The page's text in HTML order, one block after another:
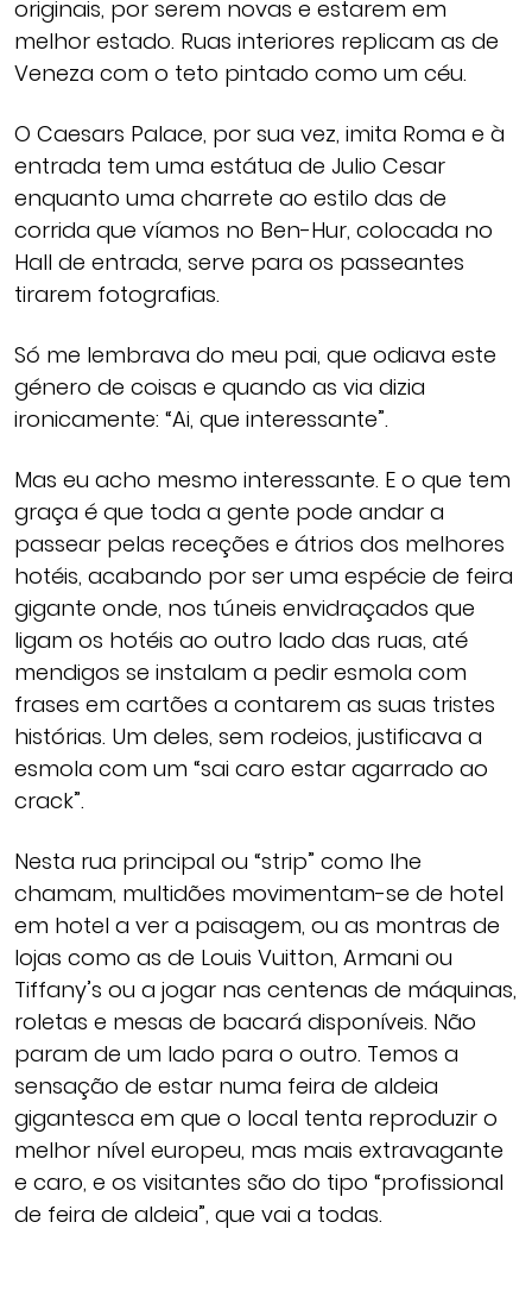
originais, por serem novas e estarem em
melhor estado. Ruas interiores replicam as de
Veneza com o teto pintado como um céu.
O Caesars Palace, por sua vez, imita Roma e à
entrada tem uma estátua de Julio Cesar
enquanto uma charrete ao estilo das de
corrida que víamos no Ben-Hur, colocada no
Hall de entrada, serve para os passeantes
tirarem fotografias.
Só me lembrava do meu pai, que odiava este
género de coisas e quando as via dizia
ironicamente: “Ai, que interessante”.
Mas eu acho mesmo interessante. E o que tem
graça é que toda a gente pode andar a
passear pelas receções e átrios dos melhores
hotéis, acabando por ser uma espécie de feira
gigante onde, nos túneis envidraçados que
ligam os hotéis ao outro lado das ruas, até
mendigos se instalam a pedir esmola com
frases em cartões a contarem as suas tristes
histórias. Um deles, sem rodeios, justificava a
esmola com um “sai caro estar agarrado ao
crack”.
Nesta rua principal ou “strip” como lhe
chamam, multidões movimentam-se de hotel
em hotel a ver a paisagem, ou as montras de
lojas como as de Louis Vuitton, Armani ou
Tiffany’s ou a jogar nas centenas de máquinas,
roletas e mesas de bacará disponíveis. Não
param de um lado para o outro. Temos a
sensação de estar numa feira de aldeia
gigantesca em que o local tenta reproduzir o
melhor nível europeu, mas mais extravagante
e caro, e os visitantes são do tipo “profissional
de feira de aldeia”, que vai a todas.